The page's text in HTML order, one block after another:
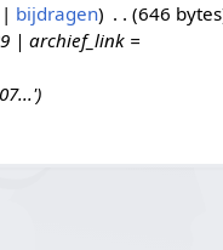
bijdragen 646 bytes
| archief_link =